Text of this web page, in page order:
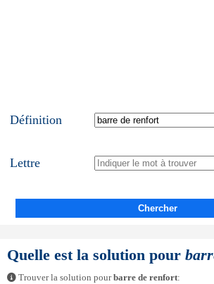
Définition
Lettre
Chercher
Quelle est la solution pour
Trouver la solution pourbarre de renfort: